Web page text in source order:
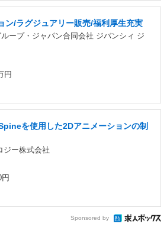
ン/ラグジュアリー販売/福利厚生充実
ループ・ジャパン合同会社 ジバンシィ ジ
円
を使用した2Dアニメーションの制
ジー株式会社
Sponsored by